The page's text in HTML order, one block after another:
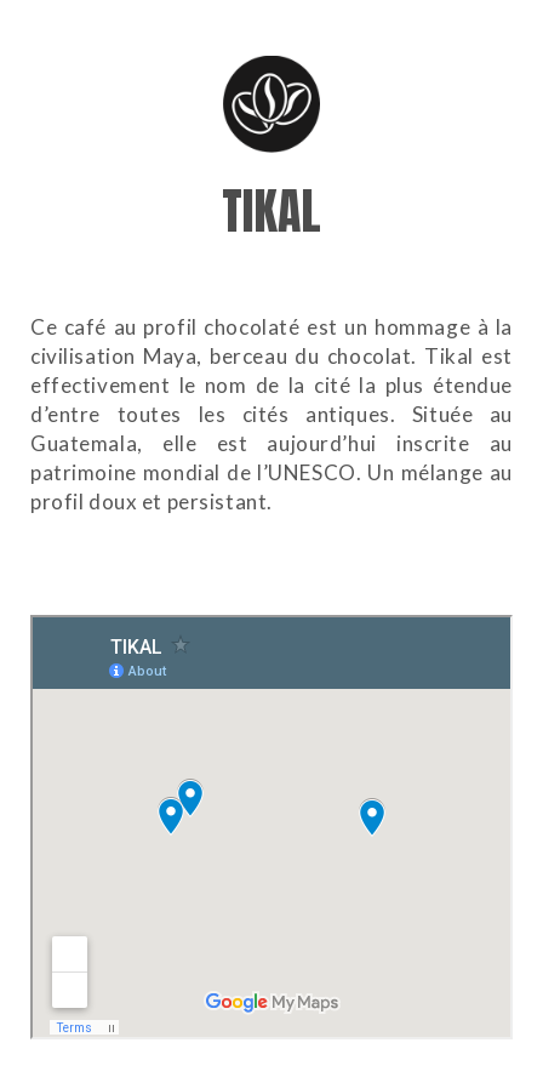
TIKAL
Ce café au profil chocolaté est un hommage à la
civilisation Maya, berceau du chocolat. Tikal est
effectivement le nom de la cité la plus étendue
d’entre toutes les cités antiques. Située au
Guatemala, elle est aujourd’hui inscrite au
patrimoine mondial de l’UNESCO. Un mélange au
profil doux et persistant.